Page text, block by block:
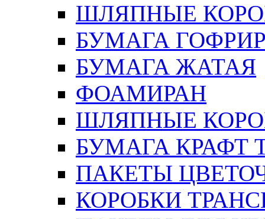
ШЛЯПНЫЕ
БУМАГА
БУМАГА ЖАТАЯ
ФОАМИРАН
ШЛЯПНЫЕ
БУМАГА КРАФТ
ПАКЕТЫ
КОРОБКИ